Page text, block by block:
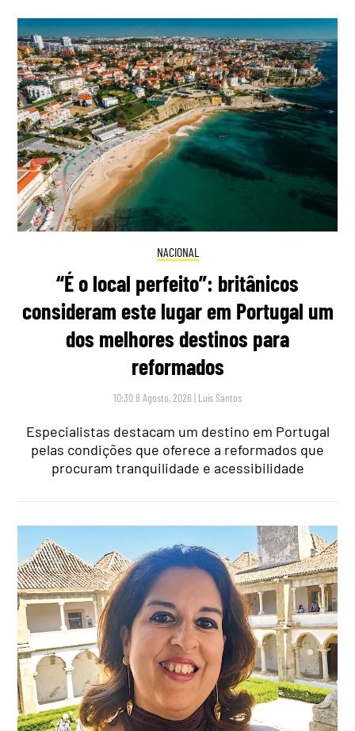
NACIONAL
“É o local perfeito”: britânicos
consideram este lugar em Portugal um
dos melhores destinos para
reformados
10:30 8 Agosto, 2026 | Luís Santos
Especialistas destacam um destino em Portugal
pelas condições que oferece a reformados que
procuram tranquilidade e acessibilidade